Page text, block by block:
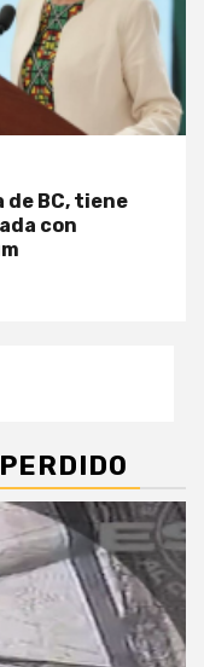
de BC, tiene
con